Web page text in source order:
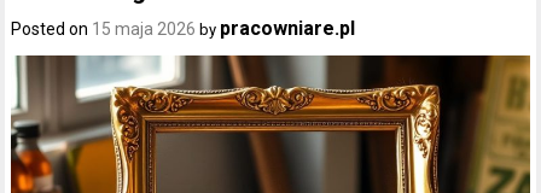
Posted on 15 maja 2026 by pracowniare.pl